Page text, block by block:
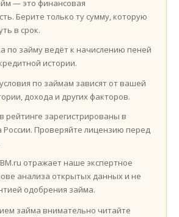
— это финансовая
Берите только ту сумму, которую
в срок.
по займу ведёт к начислению пеней
истории.
по займам зависят от вашей
дохода и других факторов.
рейтинге зарегистрированы в
России. Проверяйте лицензию перед
отражает наше экспертное
анализа открытых данных и не
одобрения займа.
займа внимательно читайте